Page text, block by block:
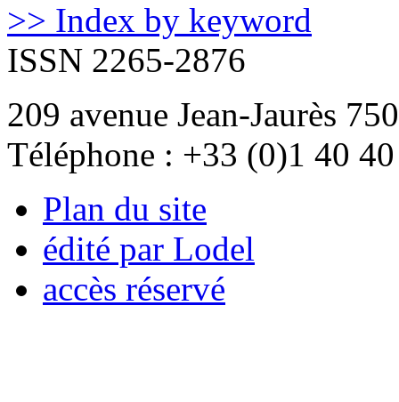
>> Index by keyword
ISSN 2265-2876
209 avenue Jean-Jaurès
Téléphone : +33 (0)1 40
Plan du site
édité par Lodel
accès réservé